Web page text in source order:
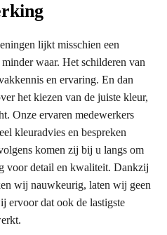
lijkt misschien een
waar. Het schilderen van
en ervaring. En dan
het kiezen van de juiste kleur,
Onze ervaren medewerkers
kleuradvies en bespreken
komen zij bij u langs om
voor detail en kwaliteit. Dankzij
wij nauwkeurig, laten wij geen
ervoor dat ook de lastigste